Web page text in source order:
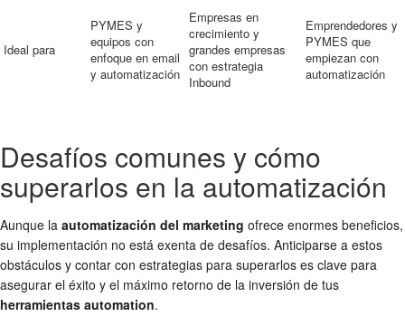
Ideal para
PYMES y
equipos con
enfoque en email
y automatización
Empresas en
crecimiento y
grandes empresas
con estrategia
Inbound
Emprendedores y
PYMES que
empiezan con
automatización
Desafíos comunes y cómo
superarlos en la automatización
Aunque la automatización del marketing ofrece enormes beneficios,
su implementación no está exenta de desafíos. Anticiparse a estos
obstáculos y contar con estrategias para superarlos es clave para
asegurar el éxito y el máximo retorno de la inversión de tus
herramientas automation.